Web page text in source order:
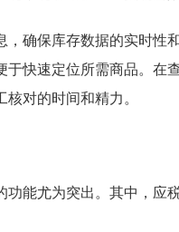
确保库存数据的实时性
快速定位所需商品。在
对的时间和精力。
能尤为突出。其中，应